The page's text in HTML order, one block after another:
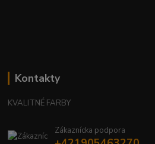
Kontakty
KVALITNÉ FARBY
Zákaznícka podpora